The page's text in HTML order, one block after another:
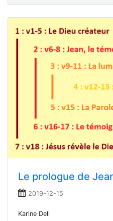
Le prologue de
2019-12-15
Karine Dell